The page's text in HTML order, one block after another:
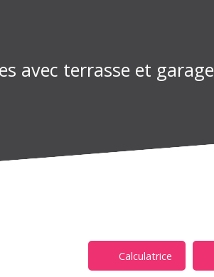
avec terrasse et garage
Calculatrice